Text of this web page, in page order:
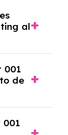
y, en
un pago
al
con
001
de
En este